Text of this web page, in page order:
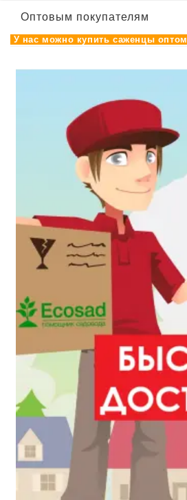
Оптовым покупателям
У нас можно купить саженцы оптом